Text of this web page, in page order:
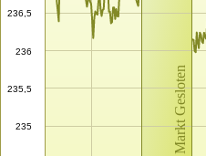
Markt Gesloten
235
235,5
236
236,5